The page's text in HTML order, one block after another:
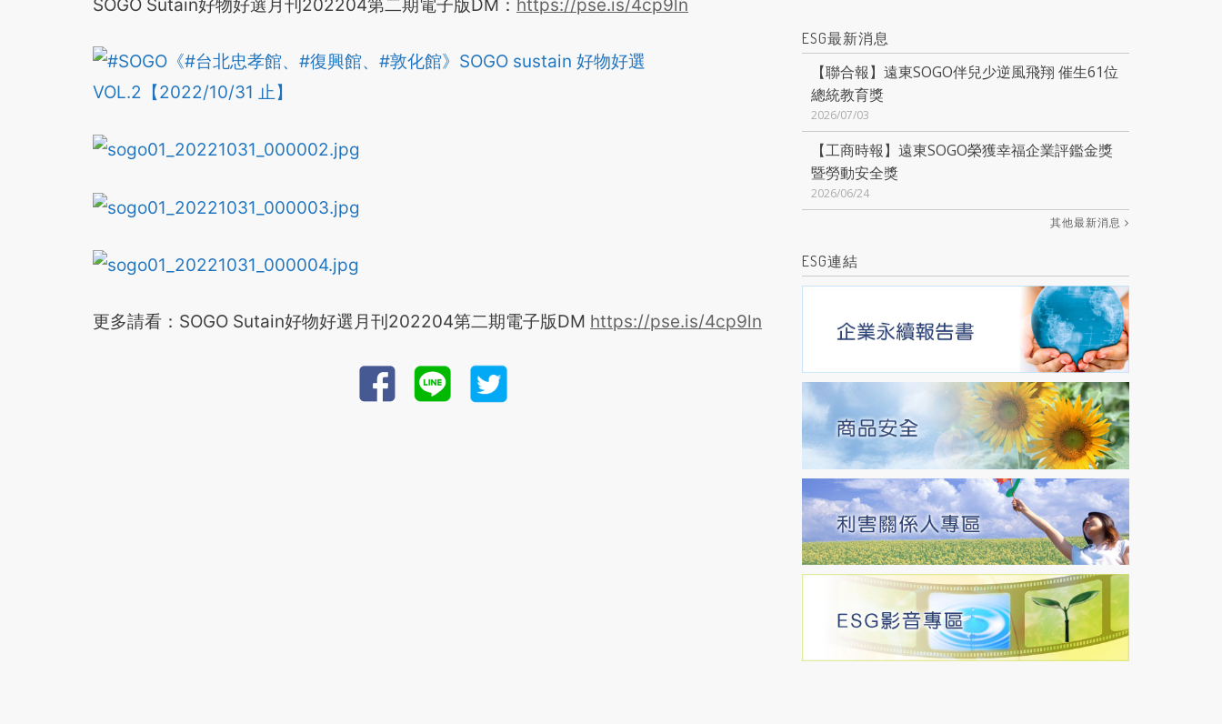
SOGO Sutain好物好選月刊202204第二期電子版DM： https://pse.is/4cp9ln
更多請看：SOGO Sutain好物好選月刊202204第二期電子版DM https://pse.is/4cp9ln
ESG最新消息
【聯合報】遠東SOGO伴兒少逆風飛翔 催生61位
總統教育獎
2026/07/03
【工商時報】遠東SOGO榮獲幸福企業評鑑金獎
暨勞動安全獎
2026/06/24
其他最新消息
ESG連結